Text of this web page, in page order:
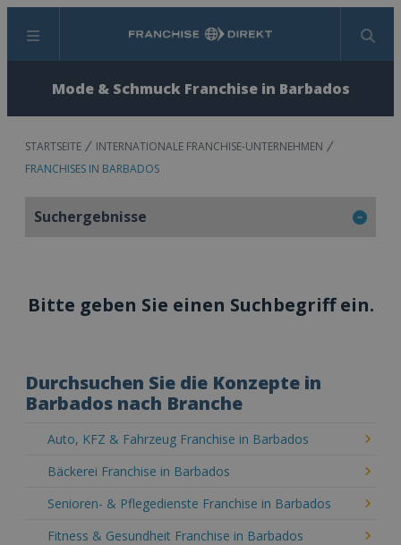
Menü Suchen
Mode & Schmuck Franchise in Barbados
STARTSEITE
INTERNATIONALE FRANCHISE-UNTERNEHMEN
FRANCHISES IN BARBADOS
Suchergebnisse
Bitte geben Sie einen Suchbegriff ein.
Durchsuchen Sie die Konzepte in
Barbados nach Branche
Auto, KFZ & Fahrzeug Franchise in Barbados
Bäckerei Franchise in Barbados
Senioren- & Pflegedienste Franchise in Barbados
Fitness & Gesundheit Franchise in Barbados